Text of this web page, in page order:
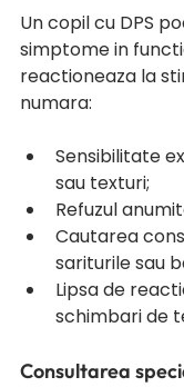
Un copil cu DPS
simptome in
reactioneaza la
numara:
Sensibilitate
sau texturi;
Refuzul
Cautarea
sariturile sau
Lipsa de
schimbari de
Consultarea